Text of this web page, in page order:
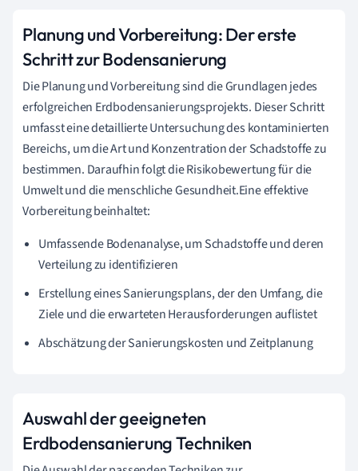
Planung und Vorbereitung: Der erste
Schritt zur Bodensanierung
Die Planung und Vorbereitung sind die Grundlagen jedes
erfolgreichen Erdbodensanierungsprojekts. Dieser Schritt
umfasst eine detaillierte Untersuchung des kontaminierten
Bereichs, um die Art und Konzentration der Schadstoffe zu
bestimmen. Daraufhin folgt die Risikobewertung für die
Umwelt und die menschliche Gesundheit.Eine effektive
Vorbereitung beinhaltet:
Umfassende Bodenanalyse, um Schadstoffe und deren
Verteilung zu identifizieren
Erstellung eines Sanierungsplans, der den Umfang, die
Ziele und die erwarteten Herausforderungen auflistet
Abschätzung der Sanierungskosten und Zeitplanung
Auswahl der geeigneten
Erdbodensanierung Techniken